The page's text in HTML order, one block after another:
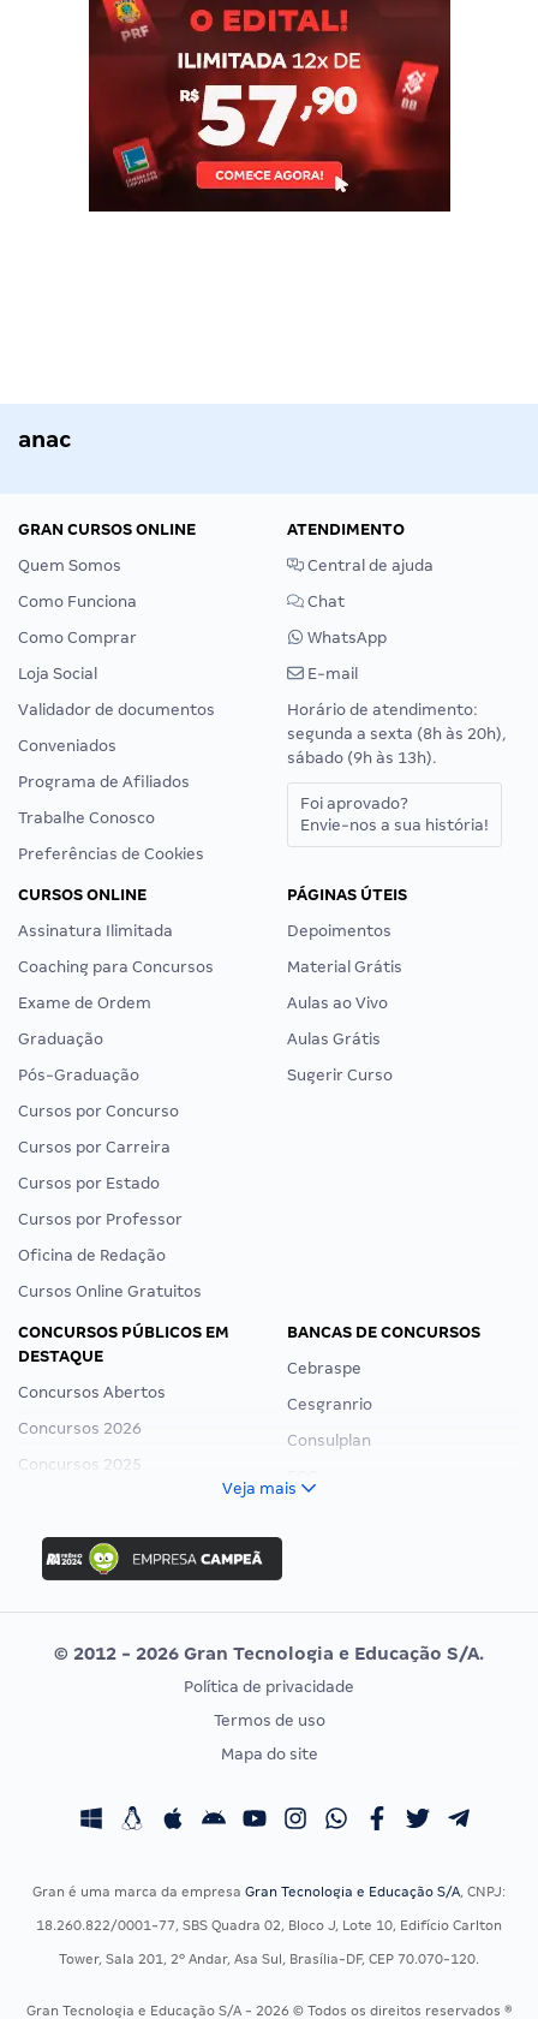
anac
GRAN CURSOS ONLINE
Quem Somos
Como Funciona
Como Comprar
Loja Social
Validador de documentos
Conveniados
Programa de Afiliados
Trabalhe Conosco
Preferências de Cookies
ATENDIMENTO
Central de ajuda
Chat
WhatsApp
E-mail
Horário de atendimento:
segunda a sexta (8h às 20h),
sábado (9h às 13h).
Foi aprovado?
Envie-nos a sua história!
CURSOS ONLINE
Assinatura Ilimitada
Coaching para Concursos
Exame de Ordem
Graduação
Pós-Graduação
Cursos por Concurso
Cursos por Carreira
Cursos por Estado
Cursos por Professor
Oficina de Redação
Cursos Online Gratuitos
PÁGINAS ÚTEIS
Depoimentos
Material Grátis
Aulas ao Vivo
Aulas Grátis
Sugerir Curso
CONCURSOS PÚBLICOS EM
DESTAQUE
Concursos Abertos
Concursos 2026
Concursos 2025
Concurso Ibama
Concurso MPU
Editais publicados
BANCAS DE CONCURSOS
Cebraspe
Cesgranrio
Consulplan
Vunesp
CONCURSOS POR PROFISSÃO
Concursos Fiscais
Concursos Saúde
EXAME DE ORDEM
Calendário OAB
Veja mais
© 2012 - 2026 Gran Tecnologia e Educação S/A.
Política de privacidade
Termos de uso
Mapa do site
Gran é uma marca da empresa Gran Tecnologia e Educação S/A, CNPJ:
18.260.822/0001-77, SBS Quadra 02, Bloco J, Lote 10, Edifício Carlton
Tower, Sala 201, 2º Andar, Asa Sul, Brasília-DF, CEP 70.070-120.
Gran Tecnologia e Educação S/A - 2026 © Todos os direitos reservados ®